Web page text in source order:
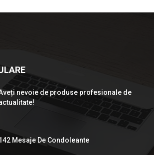
nevoie de produse profesionale de
Mesaje De Condoleante